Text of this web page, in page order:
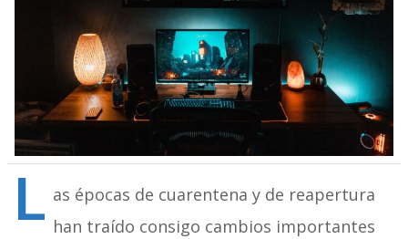
L as épocas de cuarentena y de reapertura
han traído consigo cambios importantes